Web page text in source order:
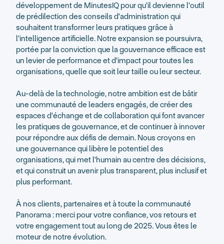
développement de MinutesIQ pour qu'il devienne l'outil
de prédilection des conseils d'administration qui
souhaitent transformer leurs pratiques grâce à
l'intelligence artificielle. Notre expansion se poursuivra,
portée par la conviction que la gouvernance efficace est
un levier de performance et d'impact pour toutes les
organisations, quelle que soit leur taille ou leur secteur.
Au-delà de la technologie, notre ambition est de bâtir
une communauté de leaders engagés, de créer des
espaces d'échange et de collaboration qui font avancer
les pratiques de gouvernance, et de continuer à innover
pour répondre aux défis de demain. Nous croyons en
une gouvernance qui libère le potentiel des
organisations, qui met l'humain au centre des décisions,
et qui construit un avenir plus transparent, plus inclusif et
plus performant.
À nos clients, partenaires et à toute la communauté
Panorama : merci pour votre confiance, vos retours et
votre engagement tout au long de 2025. Vous êtes le
moteur de notre évolution.